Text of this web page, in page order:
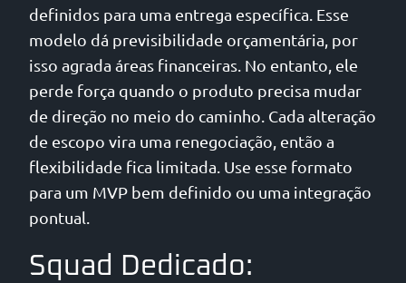
definidos para uma entrega específica. Esse
modelo dá previsibilidade orçamentária, por
isso agrada áreas financeiras. No entanto, ele
perde força quando o produto precisa mudar
de direção no meio do caminho. Cada alteração
de escopo vira uma renegociação, então a
flexibilidade fica limitada. Use esse formato
para um MVP bem definido ou uma integração
pontual.
Squad Dedicado: